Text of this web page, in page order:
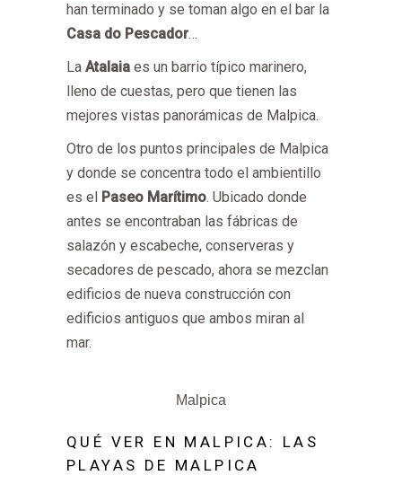
han terminado y se toman algo en el bar la
Casa do Pescador…
La Atalaia es un barrio típico marinero,
lleno de cuestas, pero que tienen las
mejores vistas panorámicas de Malpica.
Otro de los puntos principales de Malpica
y donde se concentra todo el ambientillo
es el Paseo Marítimo. Ubicado donde
antes se encontraban las fábricas de
salazón y escabeche, conserveras y
secadores de pescado, ahora se mezclan
edificios de nueva construcción con
edificios antiguos que ambos miran al
mar.
Malpica
QUÉ VER EN MALPICA: LAS
PLAYAS DE MALPICA